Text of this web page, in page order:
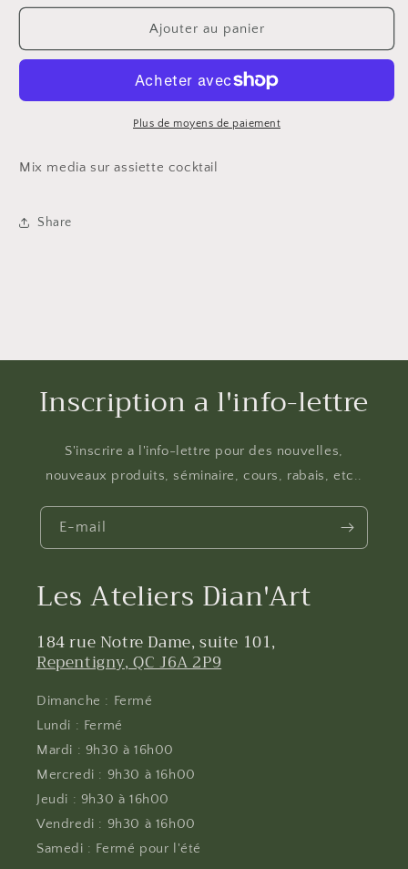
quantité
Assiettes
quantité
Assiettes
Ajouter au panier
Plus de moyens de paiement
Mix media sur assiette cocktail
Share
Inscription a l'info-lettre
S'inscrire a l'info-lettre pour des nouvelles,
nouveaux produits, séminaire, cours, rabais, etc..
E-mail
Les Ateliers Dian'Art
184 rue Notre Dame, suite 101,
Repentigny, QC J6A 2P9
Dimanche : Fermé
Lundi : Fermé
Mardi : 9h30 à 16h00
Mercredi : 9h30 à 16h00
Jeudi : 9h30 à 16h00
Vendredi : 9h30 à 16h00
Samedi : Fermé pour l'été